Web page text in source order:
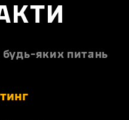
будь-яких питань